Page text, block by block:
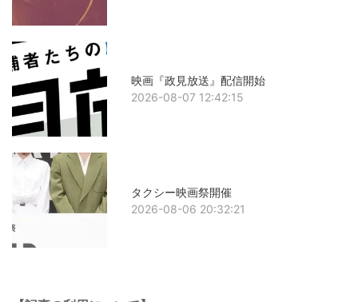
映画『政見放送』配信開始
2026-08-07 12:42:15
タクシー映画祭開催
2026-08-06 20:32:21